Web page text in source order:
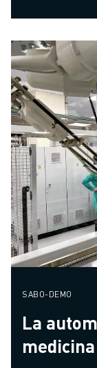
SABO-DEMO
La
medicina